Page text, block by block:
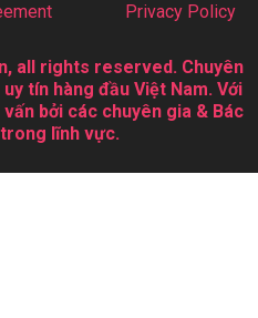
Privacy Policy
all rights reserved. Chuyên
tín hàng đầu Việt Nam. Với
bởi các chuyên gia & Bác
lĩnh vực.